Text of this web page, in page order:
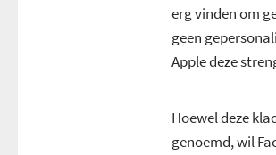
erg vinden om
geen
Apple deze
Hoewel deze
genoemd, wil